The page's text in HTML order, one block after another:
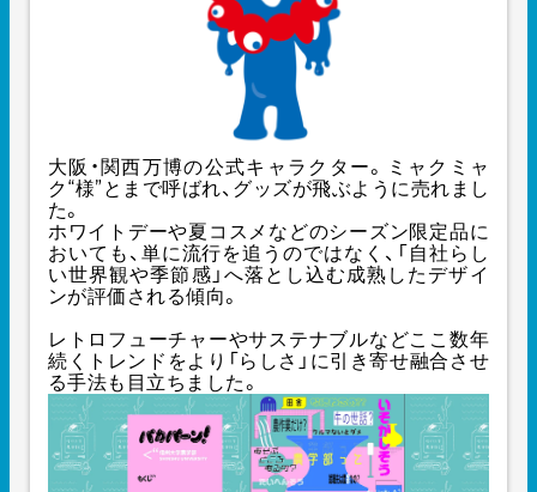
大阪・関西万博の公式キャラクター。ミャクミャ
ク“様”とまで呼ばれ、グッズが飛ぶように売れまし
た。
ホワイトデーや夏コスメなどのシーズン限定品に
おいても、単に流行を追うのではなく、「自社らし
い世界観や季節感」へ落とし込む成熟したデザイ
ンが評価される傾向。
レトロフューチャーやサステナブルなどここ数年
続くトレンドをより「らしさ」に引き寄せ融合させ
る手法も目立ちました。